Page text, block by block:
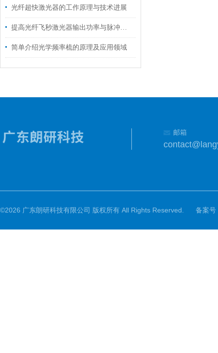
光纤超快激光器的工作原理与技术进展
提高光纤飞秒激光器输出功率与脉冲宽度控制的关键技术
简单介绍光学频率梳的原理及应用领域
邮箱
©2026 广东朗研科技有限公司 版权所有 All Rights Reserved. 备案号